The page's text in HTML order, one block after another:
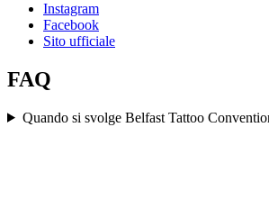
Instagram
Facebook
Sito ufficiale
FAQ
Quando si svolge Belfast Tattoo